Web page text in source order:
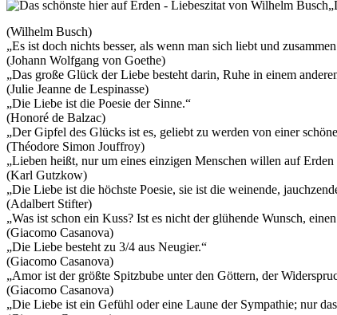
(Wilhelm Busch)
„Es ist doch nichts besser, als wenn man sich liebt und
(Johann Wolfgang von Goethe)
„Das große Glück der Liebe besteht darin, Ruhe in einem
(Julie Jeanne de Lespinasse)
„Die Liebe ist die Poesie der Sinne.“
(Honoré de Balzac)
„Der Gipfel des Glücks ist es, geliebt zu werden von einer
(Théodore Simon Jouffroy)
„Lieben heißt, nur um eines einzigen Menschen willen auf Erden
(Karl Gutzkow)
„Die Liebe ist die höchste Poesie, sie ist die weinende,
(Adalbert Stifter)
„Was ist schon ein Kuss? Ist es nicht der glühende Wunsch,
(Giacomo Casanova)
„Die Liebe besteht zu 3/4 aus Neugier.“
(Giacomo Casanova)
„Amor ist der größte Spitzbube unter den Göttern, der
(Giacomo Casanova)
„Die Liebe ist ein Gefühl oder eine Laune der Sympathie; nur